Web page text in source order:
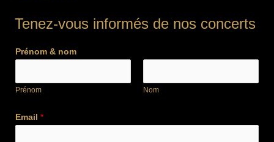
Tenez-vous informés de nos concerts
Prénom & nom
Prénom Nom
Email *